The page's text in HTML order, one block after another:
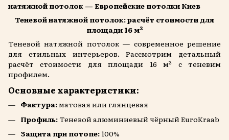
натяжной потолок — Европейские потолки Киев
Теневой натяжной потолок: расчёт стоимости для
площади 16 м²
Теневой натяжной потолок — современное решение
для стильных интерьеров. Рассмотрим детальный
расчёт стоимости для площади 16 м² с теневим
профилем.
Основные характеристики:
Фактура:матовая или глянцевая
Профиль: Теневой алюминиевый чёрный EuroKraab
Защита при потопе: 100%